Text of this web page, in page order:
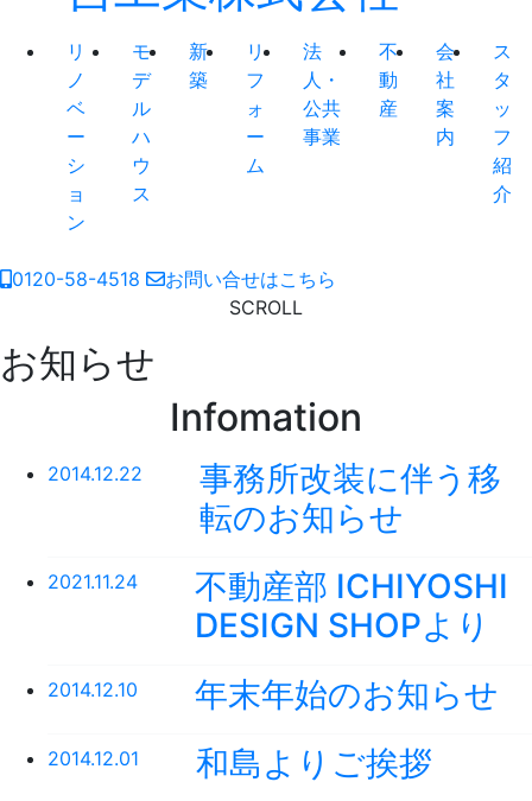
リ
ノ
ベ
ー
シ
ョ
ン
モ
デ
ル
ハ
ウ
ス
新
築
リ
フ
ォ
ー
ム
法
人・
公共
事業
不
動
産
会
社
案
内
ス
タ
ッ
フ
紹
介
0120-58-4518
お問い合せはこちら
SCROLL
お知らせ
Infomation
2014.12.22
事務所改装に伴う移
転のお知らせ
2021.11.24
不動産部 ICHIYOSHI
DESIGN SHOPより
2014.12.10 年末年始のお知らせ
2014.12.01 和島よりご挨拶